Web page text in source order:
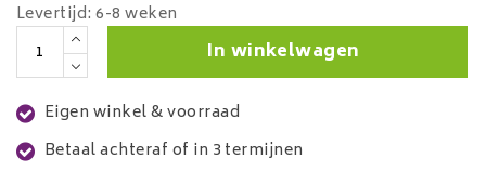
Levertijd: 6-8 weken
In winkelwagen
Eigen winkel & voorraad
Betaal achteraf of in 3 termijnen